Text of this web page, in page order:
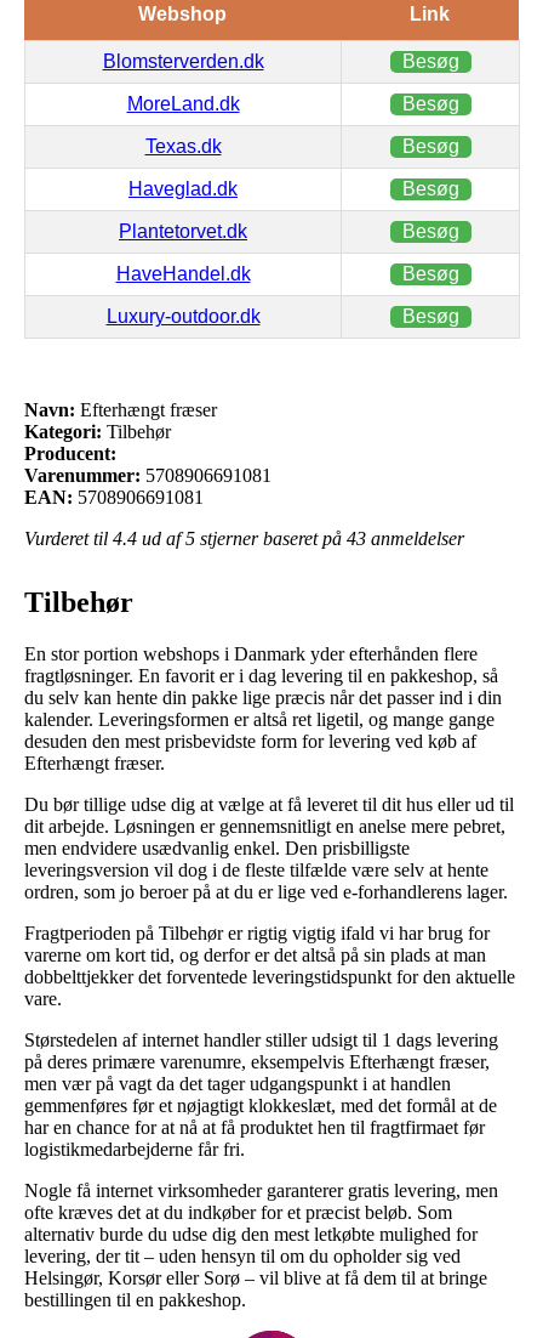
Webshop Link
Blomsterverden.dk Besøg
MoreLand.dk Besøg
Texas.dk Besøg
Haveglad.dk Besøg
Plantetorvet.dk Besøg
HaveHandel.dk Besøg
Luxury-outdoor.dk Besøg
Navn: Efterhængt fræser
Kategori: Tilbehør
Producent:
Varenummer: 5708906691081
EAN: 5708906691081
Vurderet til 4.4 ud af 5 stjerner baseret på 43 anmeldelser
Tilbehør
En stor portion webshops i Danmark yder efterhånden flere
fragtløsninger. En favorit er i dag levering til en pakkeshop, så
du selv kan hente din pakke lige præcis når det passer ind i din
kalender. Leveringsformen er altså ret ligetil, og mange gange
desuden den mest prisbevidste form for levering ved køb af
Efterhængt fræser.
Du bør tillige udse dig at vælge at få leveret til dit hus eller ud til
dit arbejde. Løsningen er gennemsnitligt en anelse mere pebret,
men endvidere usædvanlig enkel. Den prisbilligste
leveringsversion vil dog i de fleste tilfælde være selv at hente
ordren, som jo beroer på at du er lige ved e-forhandlerens lager.
Fragtperioden på Tilbehør er rigtig vigtig ifald vi har brug for
varerne om kort tid, og derfor er det altså på sin plads at man
dobbelttjekker det forventede leveringstidspunkt for den aktuelle
vare.
Størstedelen af internet handler stiller udsigt til 1 dags levering
på deres primære varenumre, eksempelvis Efterhængt fræser,
men vær på vagt da det tager udgangspunkt i at handlen
gemmenføres før et nøjagtigt klokkeslæt, med det formål at de
har en chance for at nå at få produktet hen til fragtfirmaet før
logistikmedarbejderne får fri.
Nogle få internet virksomheder garanterer gratis levering, men
ofte kræves det at du indkøber for et præcist beløb. Som
alternativ burde du udse dig den mest letkøbte mulighed for
levering, der tit – uden hensyn til om du opholder sig ved
Helsingør, Korsør eller Sorø – vil blive at få dem til at bringe
bestillingen til en pakkeshop.